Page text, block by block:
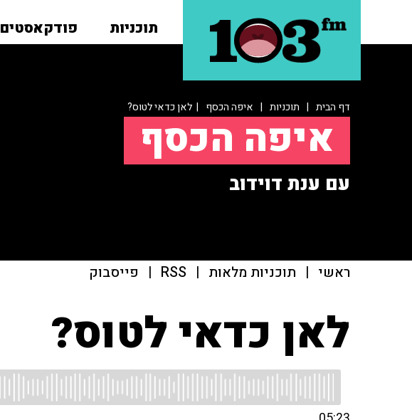
תוכניות פודקאסטים
דף הבית | תוכניות | איפה הכסף | לאן כדאי לטוס?
איפה הכסף
עם ענת דוידוב
ראשי | תוכניות מלאות |
RSS
| פייסבוק
לאן כדאי לטוס?